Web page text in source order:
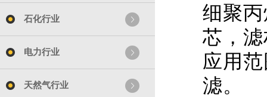
石化行业
电力行业
天然气行业
细聚
芯，
应用
滤。